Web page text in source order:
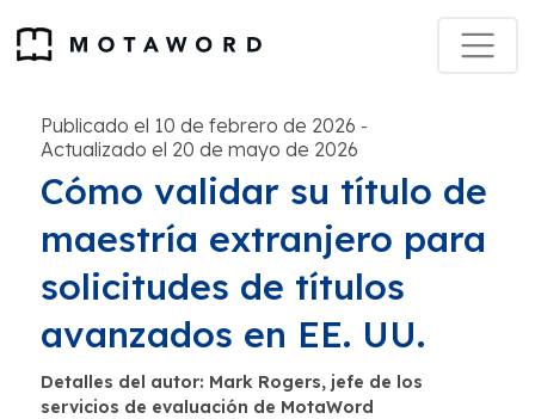
Publicado el 10 de febrero de 2026 -
Actualizado el 20 de mayo de 2026
Cómo validar su título de
maestría extranjero para
solicitudes de títulos
avanzados en EE. UU.
Detalles del autor: Mark Rogers, jefe de los
servicios de evaluación de MotaWord